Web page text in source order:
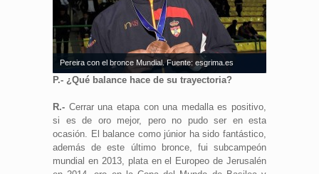
Pereira con el bronce Mundial. Fuente: esgrima.es
P.- ¿Qué balance hace de su trayectoria?
R.- Cerrar una etapa con una medalla es positivo,
si es de oro mejor, pero no pudo ser en esta
ocasión. El balance como júnior ha sido fantástico,
además de este último bronce, fui subcampeón
mundial en 2013, plata en el Europeo de Jerusalén